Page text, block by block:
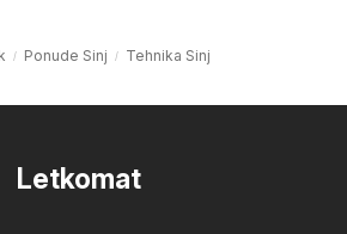
Ponude Sinj Tehnika Sinj
Letkomat